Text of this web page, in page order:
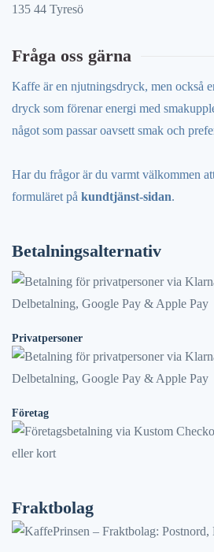
135 44 Tyresö
Fråga oss gärna
Kaffe är en njutningsdryck, men också
dryck som förenar energi med
något som passar oavsett smak och
Har du frågor är du varmt välkommen
formuläret på kundtjänst-sidan.
Betalningsalternativ
Privatpersoner
Företag
Fraktbolag